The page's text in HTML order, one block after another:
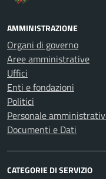
AMMINISTRAZIONE
Organi di governo
Aree amministrative
Uffici
Enti e fondazioni
Politici
Personale
Documenti e Dati
CATEGORIE DI SERVIZIO